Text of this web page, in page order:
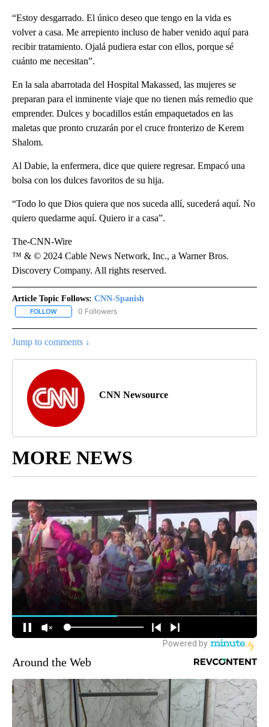
“Estoy desgarrado. El único deseo que tengo en la vida es
volver a casa. Me arrepiento incluso de haber venido aquí para
recibir tratamiento. Ojalá pudiera estar con ellos, porque sé
cuánto me necesitan”.
En la sala abarrotada del Hospital Makassed, las mujeres se
preparan para el inminente viaje que no tienen más remedio que
emprender. Dulces y bocadillos están empaquetados en las
maletas que pronto cruzarán por el cruce fronterizo de Kerem
Shalom.
Al Dabie, la enfermera, dice que quiere regresar. Empacó una
bolsa con los dulces favoritos de su hija.
“Todo lo que Dios quiera que nos suceda allí, sucederá aquí. No
quiero quedarme aquí. Quiero ir a casa”.
The-CNN-Wire
™ & © 2024 Cable News Network, Inc., a Warner Bros.
Discovery Company. All rights reserved.
Article Topic Follows: CNN-Spanish
FOLLOW FOLLOW "CNN-SPANISH" TO RECEIVE NOTIFICATIONS ABOUT
0 Followers
Jump to comments ↓
CNN Newsource
MORE NEWS
Around the Web